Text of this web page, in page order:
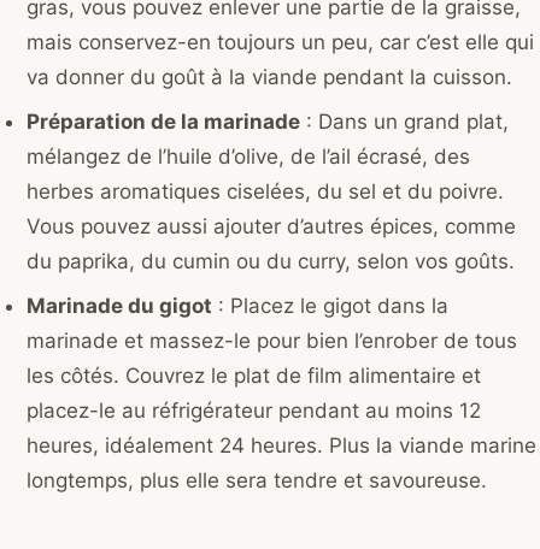
gras, vous pouvez enlever une partie de la graisse,
mais conservez-en toujours un peu, car c’est elle qui
va donner du goût à la viande pendant la cuisson.
Préparation de la marinade : Dans un grand plat,
mélangez de l’huile d’olive, de l’ail écrasé, des
herbes aromatiques ciselées, du sel et du poivre.
Vous pouvez aussi ajouter d’autres épices, comme
du paprika, du cumin ou du curry, selon vos goûts.
Marinade du gigot : Placez le gigot dans la
marinade et massez-le pour bien l’enrober de tous
les côtés. Couvrez le plat de film alimentaire et
placez-le au réfrigérateur pendant au moins 12
heures, idéalement 24 heures. Plus la viande marine
longtemps, plus elle sera tendre et savoureuse.